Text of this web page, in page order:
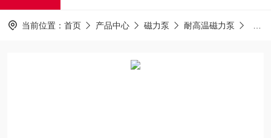
当前位置： 首页 产品中心 磁力泵 耐高温磁力泵